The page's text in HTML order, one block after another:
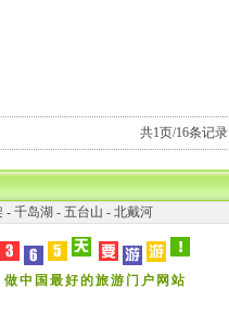
共1页/16条记录
- 千岛湖 - 五台山 - 北戴河
做中国最好的旅游门户网站